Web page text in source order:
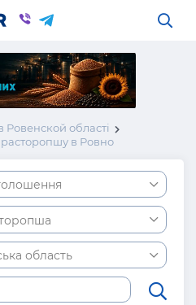
області
в Ровно
область